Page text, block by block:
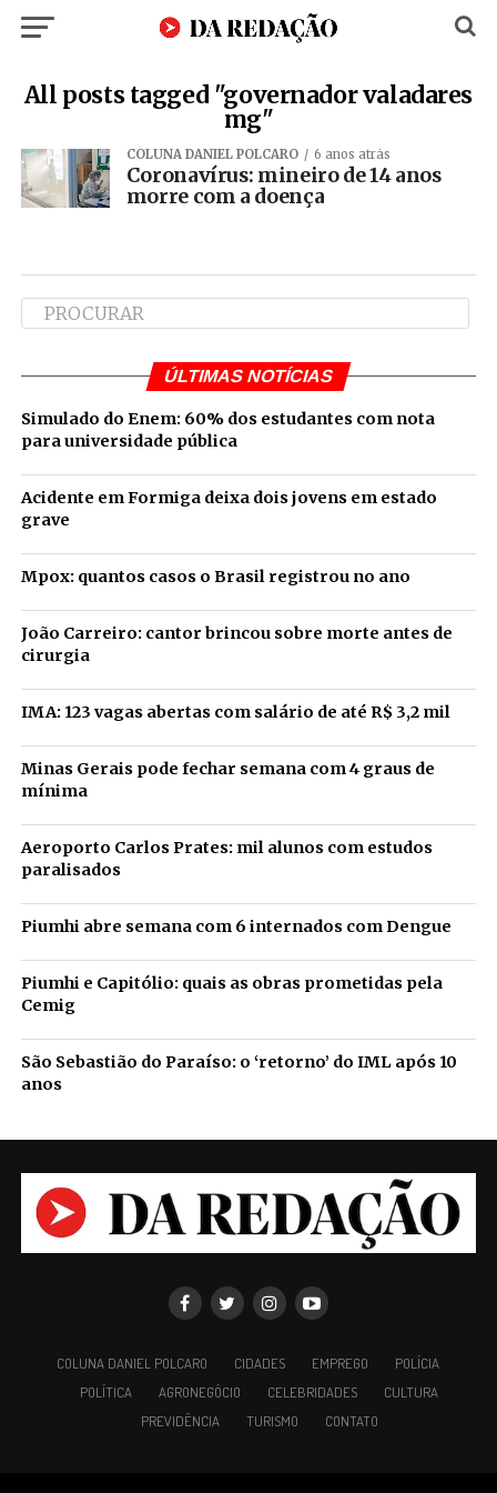
All posts tagged "governador valadares
mg"
COLUNA DANIEL POLCARO 6 anos atrás
Coronavírus: mineiro de 14 anos
morre com a doença
ÚLTIMAS NOTÍCIAS
Simulado do Enem: 60% dos estudantes com nota
para universidade pública
Acidente em Formiga deixa dois jovens em estado
grave
Mpox: quantos casos o Brasil registrou no ano
João Carreiro: cantor brincou sobre morte antes de
cirurgia
IMA: 123 vagas abertas com salário de até R$ 3,2 mil
Minas Gerais pode fechar semana com 4 graus de
mínima
Aeroporto Carlos Prates: mil alunos com estudos
paralisados
Piumhi abre semana com 6 internados com Dengue
Piumhi e Capitólio: quais as obras prometidas pela
Cemig
São Sebastião do Paraíso: o ‘retorno’ do IML após 10
anos
COLUNA DANIEL POLCARO CIDADES EMPREGO
POLÍCIA
POLÍTICA
AGRONEGÓCIO CELEBRIDADES
CULTURA
PREVIDÊNCIA
TURISMO CONTATO